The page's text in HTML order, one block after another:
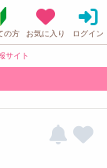
サイト